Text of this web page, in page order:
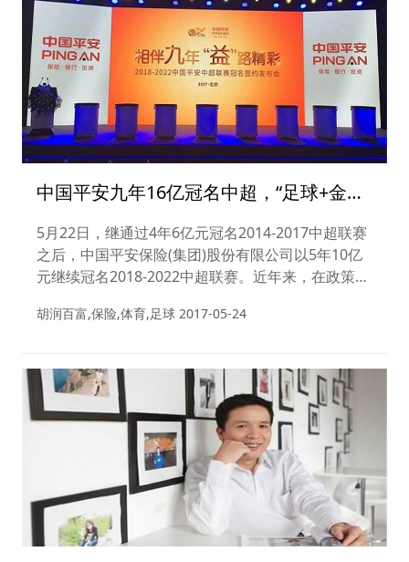
中国平安九年16亿冠名中超，“足球+金
融”前景如何？
5月22日，继通过4年6亿元冠名2014-2017中超联赛
之后，中国平安保险(集团)股份有限公司以5年10亿
元继续冠名2018-2022中超联赛。近年来，在政策的
融业和足球产业的结合也成为市场热议的风口之
胡润百富,保险,体育,足球 2017-05-24